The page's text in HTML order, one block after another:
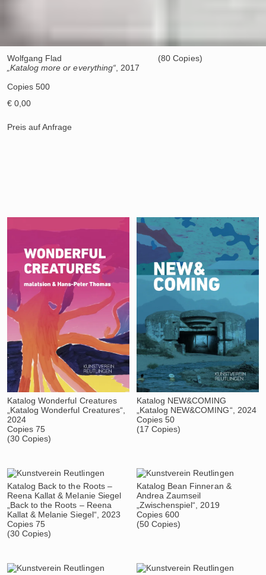
Wolfgang Flad
„Katalog more or everything“, 2017
Copies 500
€ 0,00
(80 Copies)
Preis auf Anfrage
Katalog Wonderful Creatures
„Katalog Wonderful Creatures“,
2024
Copies 75
(30 Copies)
Katalog NEW&COMING
„Katalog NEW&COMING“, 2024
Copies 50
(17 Copies)
Katalog Back to the Roots –
Reena Kallat & Melanie Siegel
„Back to the Roots – Reena
Kallat & Melanie Siegel“, 2023
Copies 75
(30 Copies)
Katalog Bean Finneran &
Andrea Zaumseil
„Zwischenspiel“, 2019
Copies 600
(50 Copies)